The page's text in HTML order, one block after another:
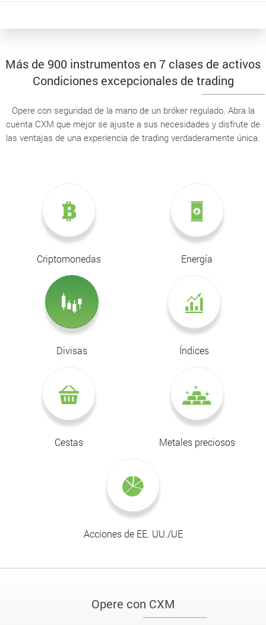
Más de 900 instrumentos en 7 clases de activos
Condiciones excepcionales de trading
Opere con seguridad de la mano de un bróker regulado. Abra la
cuenta CXM que mejor se ajuste a sus necesidades y disfrute de
las ventajas de una experiencia de trading verdaderamente única.
Criptomonedas Energía
Divisas Índices
Cestas Metales preciosos
Acciones de EE. UU./UE
Opere con CXM